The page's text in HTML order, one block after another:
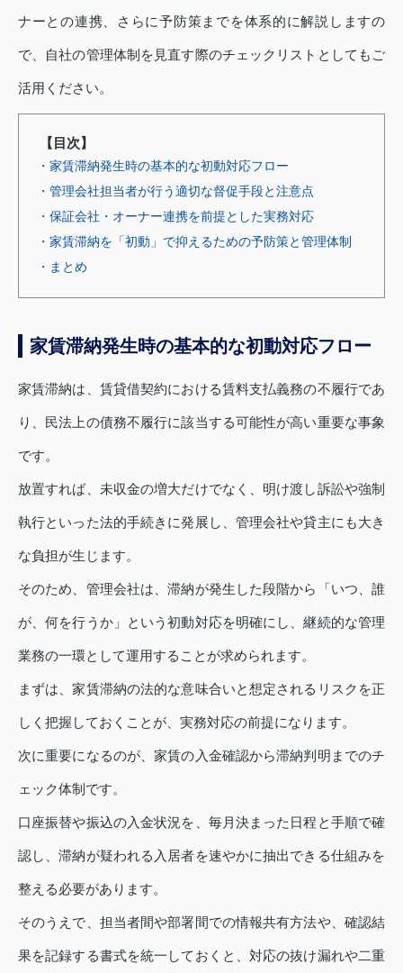
ナーとの連携、さらに予防策までを体系的に解説しますの
で、自社の管理体制を見直す際のチェックリストとしてもご
活用ください。
【目次】
・家賃滞納発生時の基本的な初動対応フロー
・管理会社担当者が行う適切な督促手段と注意点
・保証会社・オーナー連携を前提とした実務対応
・家賃滞納を「初動」で抑えるための予防策と管理体制
・まとめ
家賃滞納発生時の基本的な初動対応フロー
家賃滞納は、賃貸借契約における賃料支払義務の不履行であ
り、民法上の債務不履行に該当する可能性が高い重要な事象
です。
放置すれば、未収金の増大だけでなく、明け渡し訴訟や強制
執行といった法的手続きに発展し、管理会社や貸主にも大き
な負担が生じます。
そのため、管理会社は、滞納が発生した段階から「いつ、誰
が、何を行うか」という初動対応を明確にし、継続的な管理
業務の一環として運用することが求められます。
まずは、家賃滞納の法的な意味合いと想定されるリスクを正
しく把握しておくことが、実務対応の前提になります。
次に重要になるのが、家賃の入金確認から滞納判明までのチ
ェック体制です。
口座振替や振込の入金状況を、毎月決まった日程と手順で確
認し、滞納が疑われる入居者を速やかに抽出できる仕組みを
整える必要があります。
そのうえで、担当者間や部署間での情報共有方法や、確認結
果を記録する書式を統一しておくと、対応の抜け漏れや二重